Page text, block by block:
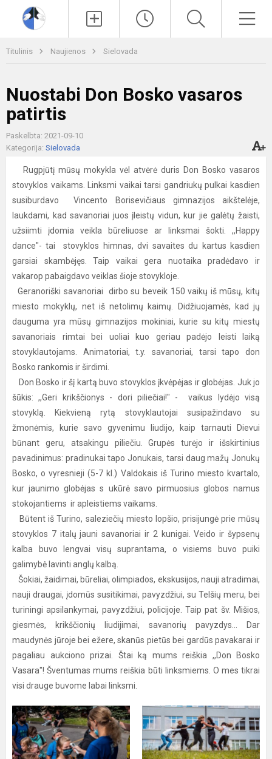
Titulinis Naujienos Sielovada
Nuostabi Don Bosko vasaros
patirtis
Paskelbta: 2021-09-10
Kategorija: Sielovada
Rugpjūtį mūsų mokykla vėl atvėrė duris Don Bosko vasaros
stovyklos vaikams. Linksmi vaikai tarsi gandriukų pulkai kasdien
susiburdavo Vincento Borisevičiaus gimnazijos aikštelėje,
laukdami, kad savanoriai juos įleistų vidun, kur jie galėtų žaisti,
užsiimti įdomia veikla būreliuose ar linksmai šokti. ,,Happy
dance"- tai stovyklos himnas, dvi savaites du kartus kasdien
garsiai skambėjęs. Taip vaikai gera nuotaika pradėdavo ir
vakarop pabaigdavo veiklas šioje stovykloje.
Geranoriški savanoriai dirbo su beveik 150 vaikų iš mūsų, kitų
miesto mokyklų, net iš netolimų kaimų. Didžiuojamės, kad jų
dauguma yra mūsų gimnazijos mokiniai, kurie su kitų miestų
savanoriais rimtai bei uoliai kuo geriau padėjo leisti laiką
stovyklautojams. Animatoriai, t.y. savanoriai, tarsi tapo don
Bosko rankomis ir širdimi.
Don Bosko ir šį kartą buvo stovyklos įkvėpėjas ir globėjas. Juk jo
šūkis: ,,Geri krikščionys - dori piliečiai!" - vaikus lydėjo visą
stovyklą. Kiekvieną rytą stovyklautojai susipažindavo su
žmonėmis, kurie savo gyvenimu liudijo, kaip tarnauti Dievui
būnant geru, atsakingu piliečiu. Grupės turėjo ir išskirtinius
pavadinimus: pradinukai tapo Jonukais, tarsi daug mažų Jonukų
Bosko, o vyresnieji (5-7 kl.) Valdokais iš Turino miesto kvartalo,
kur jaunimo globėjas s ukūrė savo pirmuosius globos namus
stokojantiems ir apleistiems vaikams.
Būtent iš Turino, saleziečių miesto lopšio, prisijungė prie mūsų
stovyklos 7 italų jauni savanoriai ir 2 kunigai. Veido ir šypsenų
kalba buvo lengvai visų suprantama, o visiems buvo puiki
galimybė lavinti anglų kalbą.
Šokiai, žaidimai, būreliai, olimpiados, ekskusijos, nauji atradimai,
nauji draugai, įdomūs susitikimai, pavyzdžiui, su Telšių meru, bei
turiningi apsilankymai, pavyzdžiui, policijoje. Taip pat šv. Mišios,
giesmės, krikščionių liudijimai, savanorių pavyzdys... Dar
maudynės jūroje bei ežere, skanūs pietūs bei gardūs pavakarai ir
pagaliau aukciono prizai. Štai ką mums reiškia ,,Don Bosko
Vasara"! Šventumas mums reiškia būti linksmiems. O mes tikrai
visi drauge buvome labai linksmi.